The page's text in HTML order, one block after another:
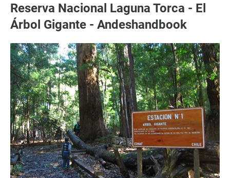
Reserva Nacional Laguna Torca - El
Árbol Gigante - Andeshandbook